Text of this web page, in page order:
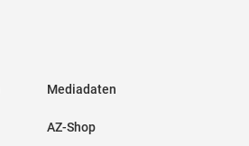
Mediadaten
AZ-Shop